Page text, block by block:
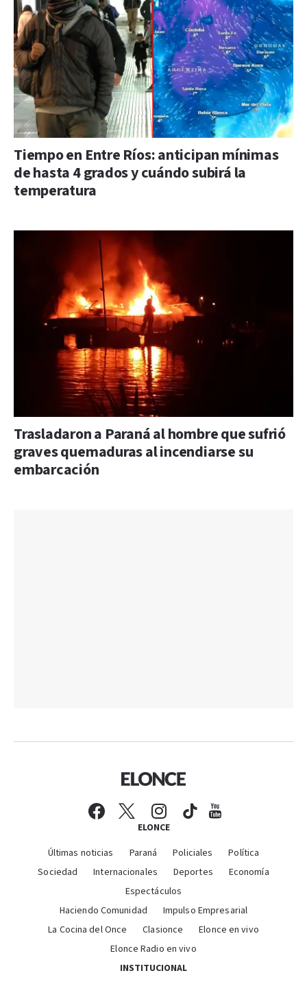
Tiempo en Entre Ríos: anticipan mínimas
de hasta 4 grados y cuándo subirá la
temperatura
Trasladaron a Paraná al hombre que sufrió
graves quemaduras al incendiarse su
embarcación
ELONCE
Últimas noticias Paraná Policiales
Política
Sociedad
Internacionales Deportes
Economía
Espectáculos
Haciendo Comunidad
Impulso Empresarial
La Cocina del Once
Clasionce
Elonce en vivo
Elonce Radio en vivo
INSTITUCIONAL